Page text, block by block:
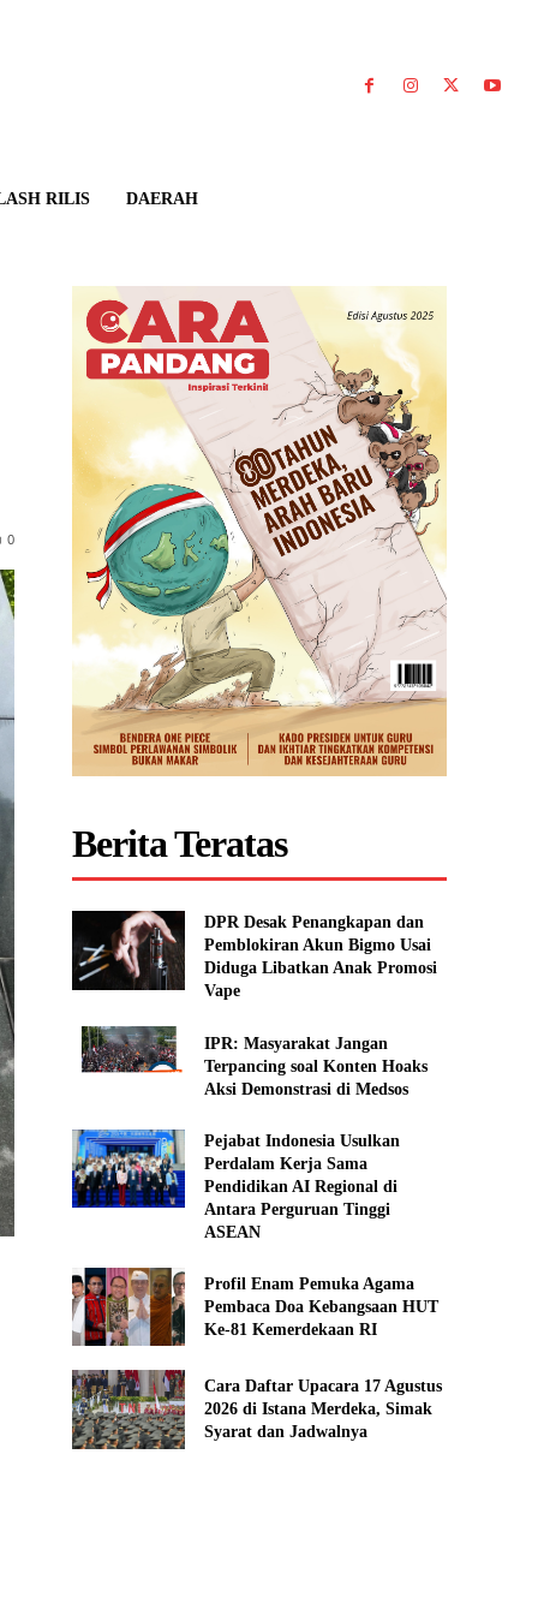
RILIS DAERAH
0
Berita Teratas
DPR Desak Penangkapan dan
Pemblokiran Akun Bigmo Usai
Diduga Libatkan Anak Promosi
Vape
IPR: Masyarakat Jangan
Terpancing soal Konten Hoaks
Aksi Demonstrasi di Medsos
Pejabat Indonesia Usulkan
Perdalam Kerja Sama
Pendidikan AI Regional di
Antara Perguruan Tinggi
ASEAN
Profil Enam Pemuka Agama
Pembaca Doa Kebangsaan HUT
Ke-81 Kemerdekaan RI
Cara Daftar Upacara 17 Agustus
2026 di Istana Merdeka, Simak
Syarat dan Jadwalnya